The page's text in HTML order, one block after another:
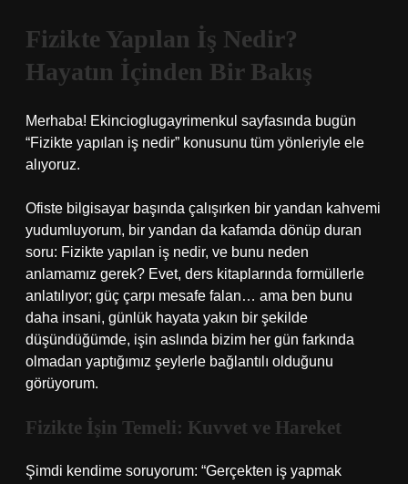
Fizikte Yapılan İş Nedir?
Hayatın İçinden Bir Bakış
Merhaba! Ekincioglugayrimenkul sayfasında bugün
“Fizikte yapılan iş nedir” konusunu tüm yönleriyle ele
alıyoruz.
Ofiste bilgisayar başında çalışırken bir yandan kahvemi
yudumluyorum, bir yandan da kafamda dönüp duran
soru: Fizikte yapılan iş nedir, ve bunu neden
anlamamız gerek? Evet, ders kitaplarında formüllerle
anlatılıyor; güç çarpı mesafe falan… ama ben bunu
daha insani, günlük hayata yakın bir şekilde
düşündüğümde, işin aslında bizim her gün farkında
olmadan yaptığımız şeylerle bağlantılı olduğunu
görüyorum.
Fizikte İşin Temeli: Kuvvet ve Hareket
Şimdi kendime soruyorum: “Gerçekten iş yapmak